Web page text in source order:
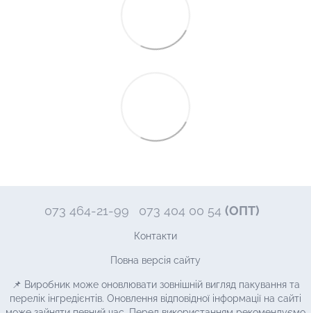
073 464-21-99 073 404 00 54 (ОПТ)
Контакти
Повна версія сайту
📌 Виробник може оновлювати зовнішній вигляд пакування та
перелік інгредієнтів. Оновлення відповідної інформації на сайті